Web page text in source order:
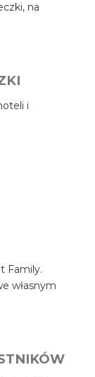
na
i
Family.
własnym